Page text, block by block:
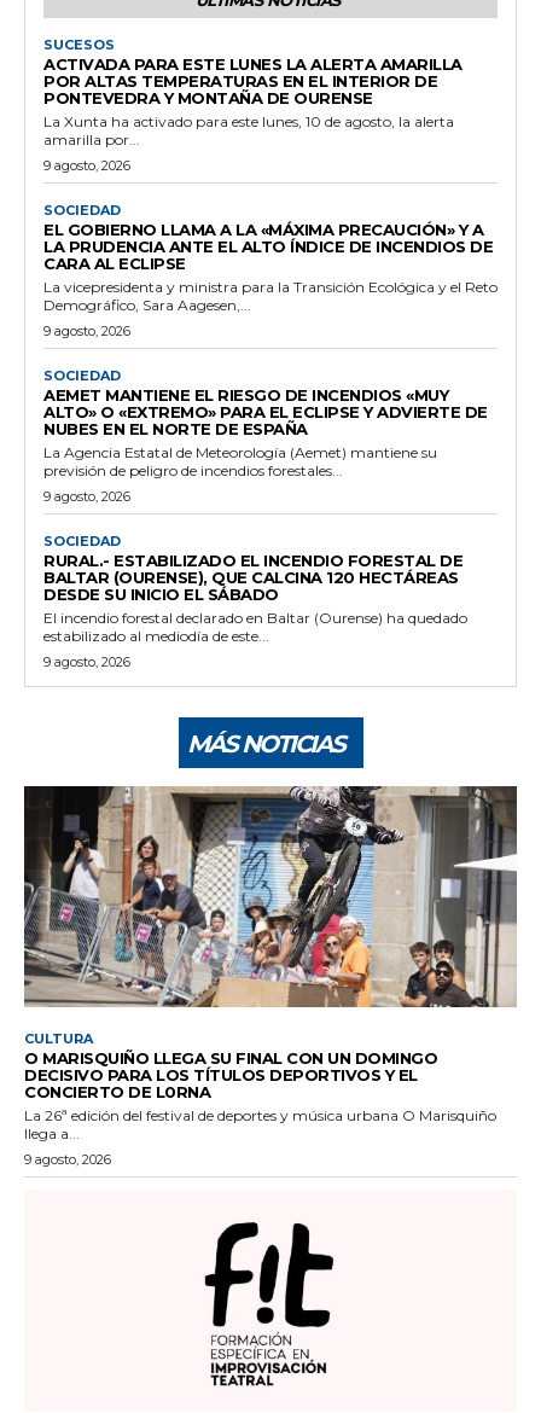
SUCESOS
ACTIVADA PARA ESTE LUNES LA ALERTA AMARILLA
POR ALTAS TEMPERATURAS EN EL INTERIOR DE
PONTEVEDRA Y MONTAÑA DE OURENSE
La Xunta ha activado para este lunes, 10 de agosto, la alerta
amarilla por...
9 agosto, 2026
SOCIEDAD
EL GOBIERNO LLAMA A LA «MÁXIMA PRECAUCIÓN» Y A
LA PRUDENCIA ANTE EL ALTO ÍNDICE DE INCENDIOS DE
CARA AL ECLIPSE
La vicepresidenta y ministra para la Transición Ecológica y el Reto
Demográfico, Sara Aagesen,...
9 agosto, 2026
SOCIEDAD
AEMET MANTIENE EL RIESGO DE INCENDIOS «MUY
ALTO» O «EXTREMO» PARA EL ECLIPSE Y ADVIERTE DE
NUBES EN EL NORTE DE ESPAÑA
La Agencia Estatal de Meteorología (Aemet) mantiene su
previsión de peligro de incendios forestales...
9 agosto, 2026
SOCIEDAD
RURAL.- ESTABILIZADO EL INCENDIO FORESTAL DE
BALTAR (OURENSE), QUE CALCINA 120 HECTÁREAS
DESDE SU INICIO EL SÁBADO
El incendio forestal declarado en Baltar (Ourense) ha quedado
estabilizado al mediodía de este...
9 agosto, 2026
MÁS NOTICIAS
CULTURA
O MARISQUIÑO LLEGA SU FINAL CON UN DOMINGO
DECISIVO PARA LOS TÍTULOS DEPORTIVOS Y EL
CONCIERTO DE L0RNA
La 26ª edición del festival de deportes y música urbana O Marisquiño
llega a...
9 agosto, 2026